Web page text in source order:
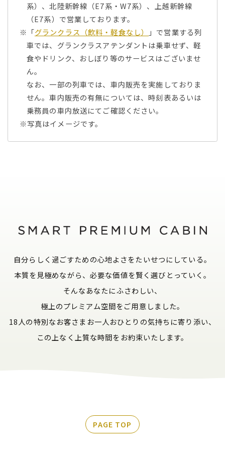
系）、北陸新幹線（E7系・W7系）、上越新幹線
（E7系）で営業しております。
※「グランクラス（飲料・軽食なし）
」で営業する列
車では、グランクラスアテンダントは乗車せず、軽
食やドリンク、おしぼり等のサービスはございませ
ん。
なお、一部の列車では、車内販売を実施しておりま
せん。車内販売の有無については、時刻表あるいは
乗務員の車内放送にてご確認ください。
※写真はイメージです。
自分らしく過ごすための心地よさをたいせつにしている。
本質を見極めながら、必要な価値を賢く選びとっていく。
そんなあなたにふさわしい、
極上のプレミアム空間をご用意しました。
18人の特別なお客さまお一人おひとりの気持ちに寄り添い、
この上なく上質な時間をお約束いたします。
PAGE TOP